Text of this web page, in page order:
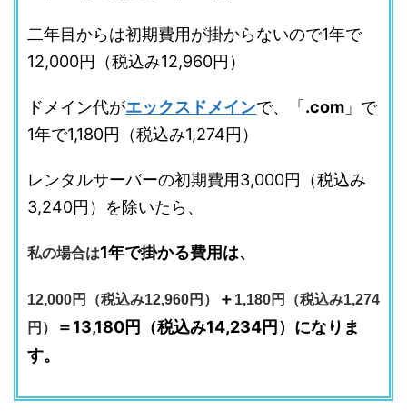
二年目からは初期費用が掛からないので1年で
12,000円（税込み12,960円）
ドメイン代がエックスドメインで、「 .com 」で
1年で1,180円（税込み1,274円）
レンタルサーバーの初期費用3,000円（税込み
3,240円）を除いたら、
私の場合は1年で掛かる費用は、
12,000円（税込み12,960円） ＋ 1,180円（税込み1,274
円）
＝13,180円（税込み14,234円）になりま
す。